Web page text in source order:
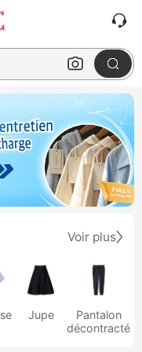
Voir plus
Jupe
Pantalon
décontracté